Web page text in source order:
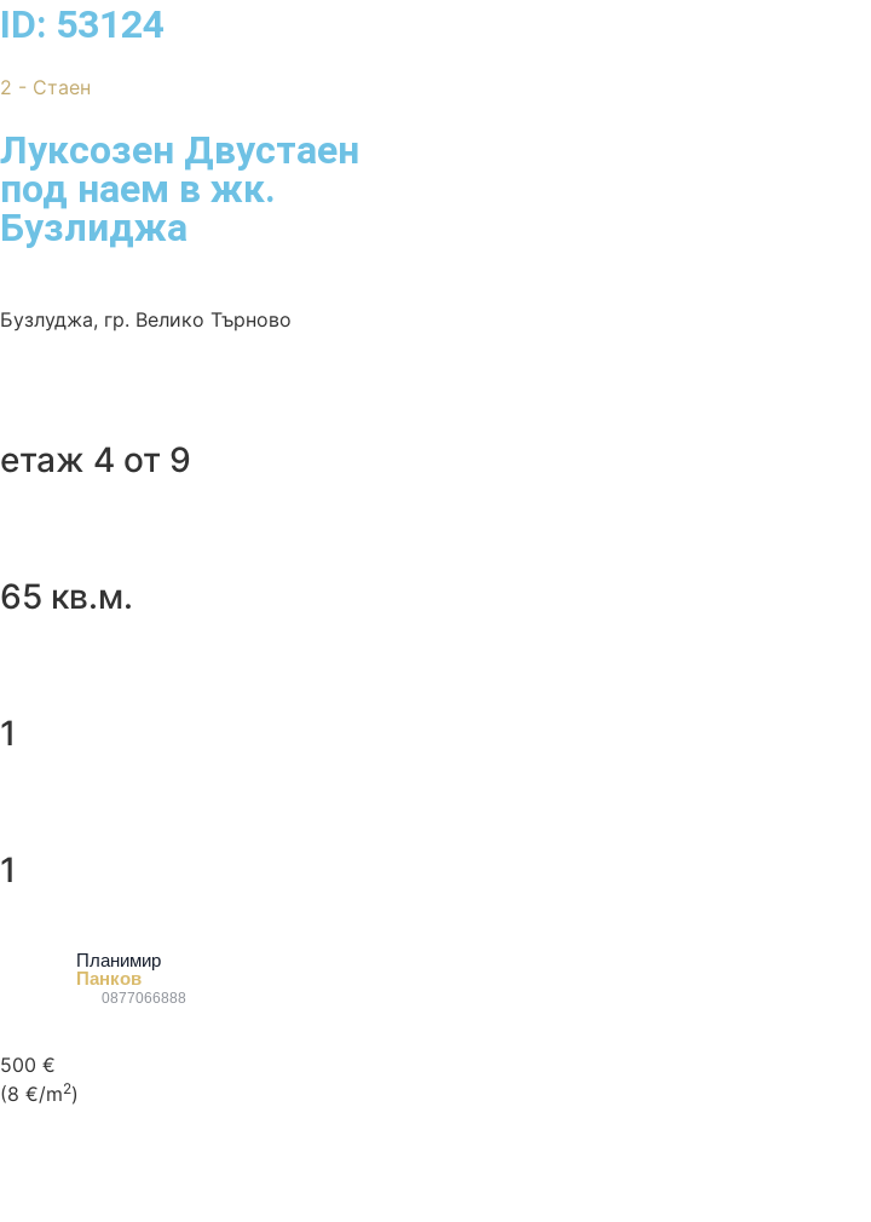
ID: 53124
2 - Стаен
Луксозен Двустаен
под наем в жк.
Бузлиджа
Бузлуджа, гр. Велико Търново
етаж 4 от 9
65 кв.м.
1
1
Планимир
Панков
0877066888
500 €
(8 €/m2)